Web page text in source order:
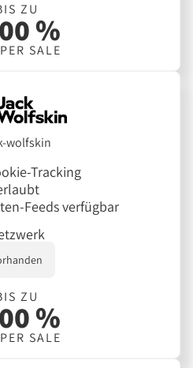
ZU
%
SALE
wolfskin
Tracking
Feeds verfügbar
ZU
%
SALE